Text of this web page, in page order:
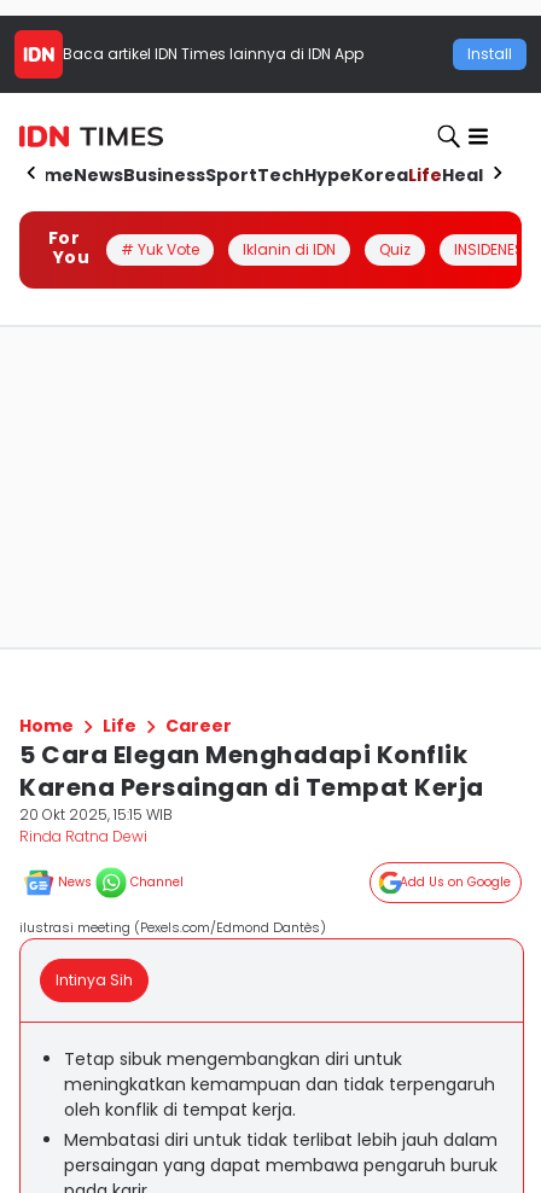
Baca artikel IDN Times lainnya di IDN App Install
HomeNewsBusinessSportTechHypeKoreaLifeHealth
For
You
# Yuk Vote Iklanin di IDN Quiz INSIDENESIA
Home Life Career
5 Cara Elegan Menghadapi Konflik
Karena Persaingan di Tempat Kerja
20 Okt 2025, 15:15 WIB
Rinda Ratna Dewi
News Channel Add Us on Google
ilustrasi meeting (Pexels.com/Edmond Dantès)
Intinya Sih
Tetap sibuk mengembangkan diri untuk
meningkatkan kemampuan dan tidak terpengaruh
oleh konflik di tempat kerja.
Membatasi diri untuk tidak terlibat lebih jauh dalam
persaingan yang dapat membawa pengaruh buruk